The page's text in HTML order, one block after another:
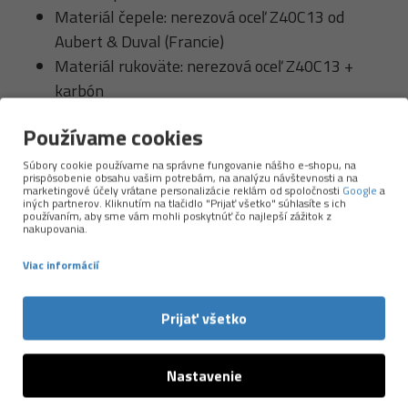
Materiál čepele: nerezová oceľ Z40C13 od
Aubert & Duval (Francie)
Materiál rukoväte: nerezová oceľ Z40C13 +
karbón
Povrchová úprava čepele: čierný titán
Hmotnosť noža: 37 gr.
Používame cookies
Súbory cookie používame na správne fungovanie nášho e-shopu, na
prispôsobenie obsahu vašim potrebám, na analýzu návštevnosti a na
marketingové účely vrátane personalizácie reklám od spoločnosti Google a
iných partnerov. Kliknutím na tlačidlo "Prijať všetko" súhlasíte s ich
používaním, aby sme vám mohli poskytnúť čo najlepší zážitok z
nakupovania.
Viac informácií
Prijať všetko
Nastavenie